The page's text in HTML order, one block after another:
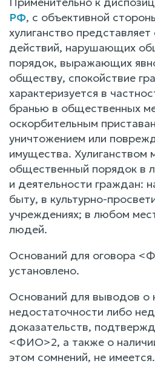
РФ, с объективной
хулиганство
действий, нарушающих
порядок, выражающих
обществу, спокойствие
характеризуется в
бранью в общественных
оскорбительным
уничтожением или
имущества. Хулиганством
общественный порядок в
и деятельности граждан:
быту, в культурно-
учреждениях; в любом
людей.
Оснований для оговора
установлено.
Оснований для выводов о
недостаточности либо
доказательств,
<ФИО>2, а также о
этом сомнений, не имеется.